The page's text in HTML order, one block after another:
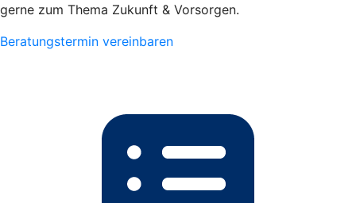
gerne zum Thema Zukunft & Vorsorgen.
Beratungstermin vereinbaren